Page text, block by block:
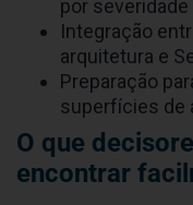
por severidade
Integração
arquitetura e
Preparação
superfícies de
O que
encontrar